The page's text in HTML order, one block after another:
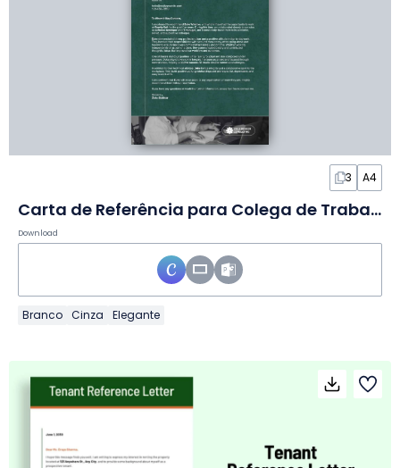
3 A4
Carta de Referência para Colega de Trabalho em Slides
Download
Branco Cinza Elegante